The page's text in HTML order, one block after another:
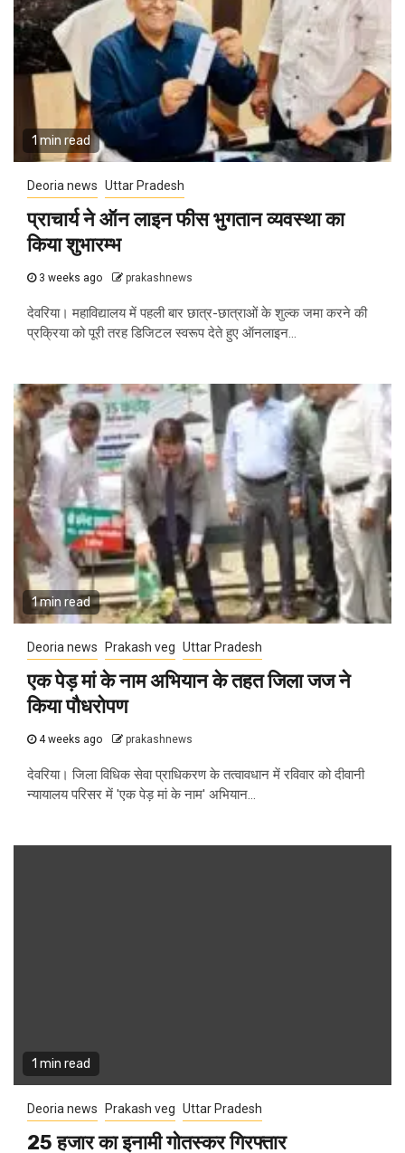
1 min read
Deoria news Uttar Pradesh
प्राचार्य ने ऑन लाइन फीस भुगतान व्यवस्था का
किया शुभारम्भ
3 weeks ago prakashnews
देवरिया। महाविद्यालय में पहली बार छात्र-छात्राओं के शुल्क जमा करने की
प्रक्रिया को पूरी तरह डिजिटल स्वरूप देते हुए ऑनलाइन...
1 min read
Deoria news Prakash veg Uttar Pradesh
एक पेड़ मां के नाम अभियान के तहत जिला जज ने
किया पौधरोपण
4 weeks ago prakashnews
देवरिया। जिला विधिक सेवा प्राधिकरण के तत्वावधान में रविवार को दीवानी
न्यायालय परिसर में 'एक पेड़ मां के नाम' अभियान...
1 min read
Deoria news Prakash veg Uttar Pradesh
25 हजार का इनामी गोतस्कर गिरफ्तार